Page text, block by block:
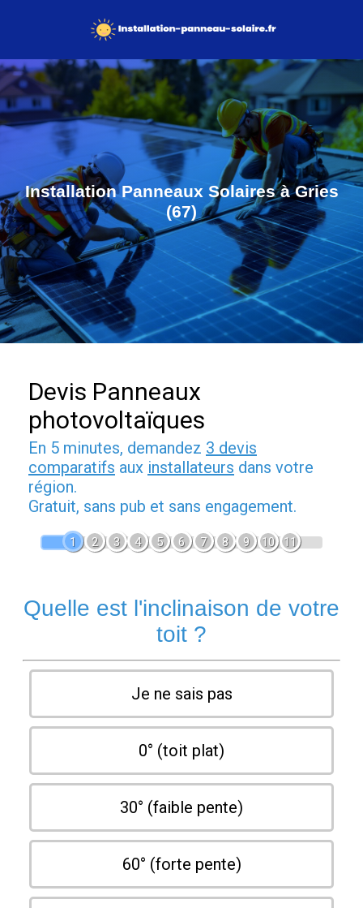
Installation Panneaux Solaires à Gries
(67)
Devis Panneaux
photovoltaïques
En 5 minutes, demandez 3 devis
comparatifs aux installateurs dans votre
région.
Gratuit, sans pub et sans engagement.
1 2 3 4 5 6 7 8 9 10 11
Quelle est l'inclinaison de votre
toit ?
Je ne sais pas
0° (toit plat)
30° (faible pente)
60° (forte pente)